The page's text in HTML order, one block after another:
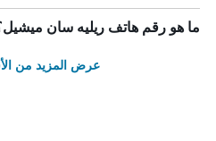
ما هو رقم هاتف ريليه سان
عرض المزيد من